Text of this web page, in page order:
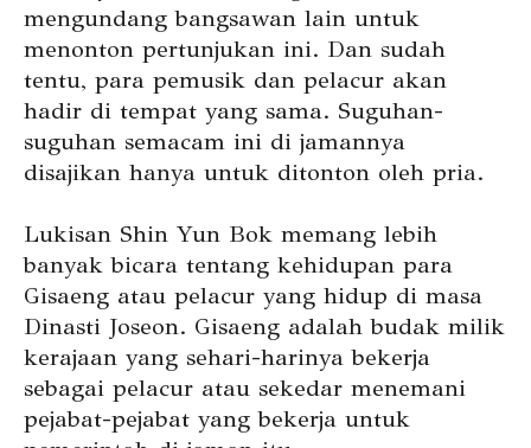
mengundang bangsawan lain untuk
menonton pertunjukan ini. Dan sudah
tentu, para pemusik dan pelacur akan
hadir di tempat yang sama. Suguhan-
suguhan semacam ini di jamannya
disajikan hanya untuk ditonton oleh pria.
Lukisan Shin Yun Bok memang lebih
banyak bicara tentang kehidupan para
Gisaeng atau pelacur yang hidup di masa
Dinasti Joseon. Gisaeng adalah budak milik
kerajaan yang sehari-harinya bekerja
sebagai pelacur atau sekedar menemani
pejabat-pejabat yang bekerja untuk